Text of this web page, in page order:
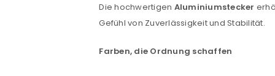
Die hochwertigen Aluminiumstecker
Gefühl von Zuverlässigkeit und Stabilität.
Farben, die Ordnung schaffen